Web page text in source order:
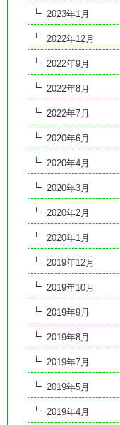
2023年1月
2022年12月
2022年9月
2022年8月
2022年7月
2020年6月
2020年4月
2020年3月
2020年2月
2020年1月
2019年12月
2019年10月
2019年9月
2019年8月
2019年7月
2019年5月
2019年4月